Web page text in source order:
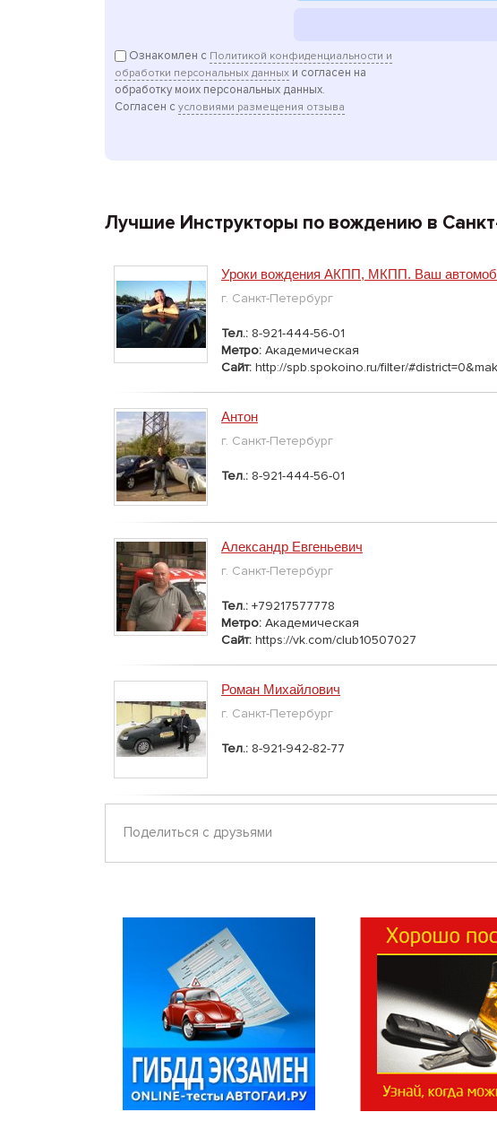
Ознакомлен с Политикой конфиденциальности и
обработки персональных данных и согласен на
обработку моих персональных данных.
Согласен с условиями размещения отзыва
Лучшие Инструкторы по вождению в
Уроки вождения АКПП, МКПП. Ваш
г. Санкт-Петербург
Тел.: 8-921-444-56-01
Метро: Академическая
Сайт: http://spb.spokoino.ru/filter/
Антон
г. Санкт-Петербург
Тел.: 8-921-444-56-01
Александр Евгеньевич
г. Санкт-Петербург
Тел.: +79217577778
Метро: Академическая
Сайт: https://vk.com/club10507027
Роман Михайлович
г. Санкт-Петербург
Тел.: 8-921-942-82-77
Поделиться с друзьями